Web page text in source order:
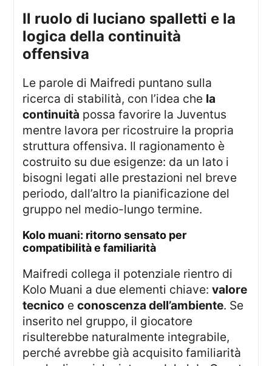
il ruolo di luciano spalletti e la
logica della continuità
offensiva
Le parole di Maifredi puntano sulla
ricerca di stabilità, con l’idea che la
continuità possa favorire la Juventus
mentre lavora per ricostruire la propria
struttura offensiva. Il ragionamento è
costruito su due esigenze: da un lato i
bisogni legati alle prestazioni nel breve
periodo, dall’altro la pianificazione del
gruppo nel medio-lungo termine.
kolo muani: ritorno sensato per
compatibilità e familiarità
Maifredi collega il potenziale rientro di
Kolo Muani a due elementi chiave:valore
tecnico econoscenza dell’ambiente. Se
inserito nel gruppo, il giocatore
risulterebbe naturalmente integrabile,
perché avrebbe già acquisito familiarità